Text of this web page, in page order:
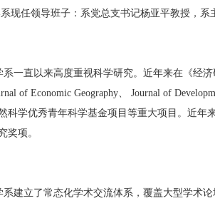
现任领导班子：系党总支书记杨亚平教授，系
系一直以来高度重视科学研究。近年来在《经济
of Economic Geography、 Journal of
科学优秀青年科学基金项目等重大项目。近
奖项。
系建立了常态化学术交流体系，覆盖大型学术论